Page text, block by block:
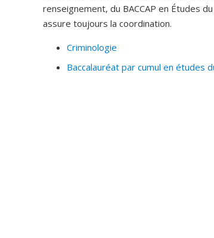
renseignement, du BACCAP en Études
assure toujours la coordination.
Criminologie
Baccalauréat par cumul en études